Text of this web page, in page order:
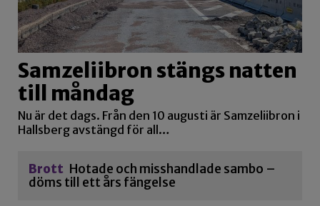
Samzeliibron stängs natten
till måndag
Nu är det dags. Från den 10 augusti är Samzeliibron i
Hallsberg avstängd för all…
Brott Hotade och misshandlade sambo –
döms till ett års fängelse